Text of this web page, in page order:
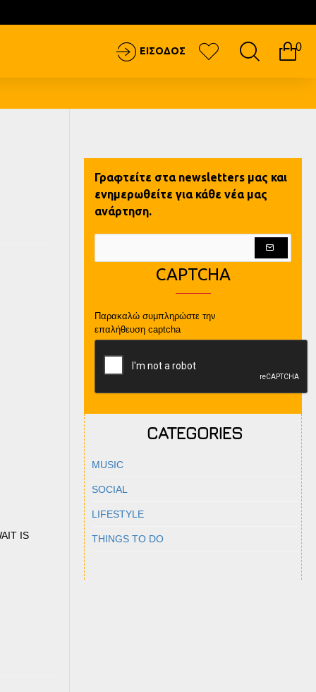
ΕΙΣΟΔΟΣ 0
IS
Γραφτείτε στα newsletters μας και
ενημερωθείτε για κάθε νέα μας
ανάρτηση.
CAPTCHA
Παρακαλώ συμπληρώστε την
επαλήθευση captcha
CATEGORIES
MUSIC
SOCIAL
LIFESTYLE
THINGS TO DO